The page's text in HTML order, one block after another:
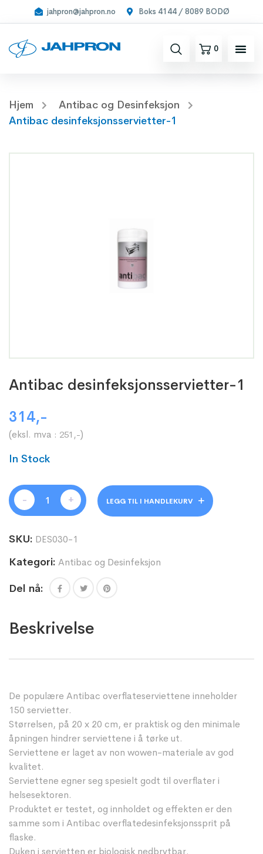
jahpron@jahpron.no Boks 4144 / 8089 BODØ
0
Hjem
Antibac og Desinfeksjon
Antibac desinfeksjonsservietter-1
Antibac desinfeksjonsservietter-1
314,-
(eksl. mva : 251 ,-)
In Stock
- + LEGG TIL I HANDLEKURV
SKU: DES030-1
Kategori: Antibac og Desinfeksjon
Del nå:
Beskrivelse
De populære Antibac overflateserviettene inneholder
150 servietter.
Størrelsen, på 20 x 20 cm, er praktisk og den minimale
åpningen hindrer serviettene i å tørke ut.
Serviettene er laget av non wowen-materiale av god
kvalitet.
Serviettene egner seg spesielt godt til overflater i
helsesektoren.
Produktet er testet, og innholdet og effekten er den
samme som i Antibac overflatedesinfeksjonssprit på
flaske.
Duken i servietten er biologisk nedbrytbar.